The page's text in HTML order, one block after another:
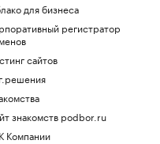
для бизнеса
регистратор
сайтов
знакомств podbor.ru
Компании